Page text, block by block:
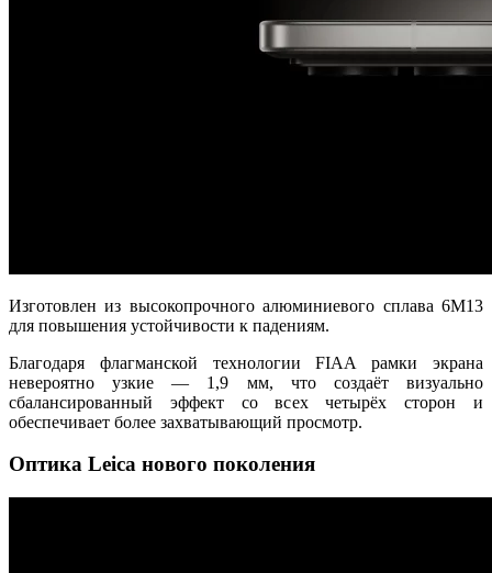
Изготовлен из высокопрочного алюминиевого сплава 6M13
для повышения устойчивости к падениям.
Благодаря флагманской технологии FIAA рамки экрана
невероятно узкие — 1,9 мм, что создаёт визуально
сбалансированный эффект со всех четырёх сторон и
обеспечивает более захватывающий просмотр.
Оптика Leica нового поколения